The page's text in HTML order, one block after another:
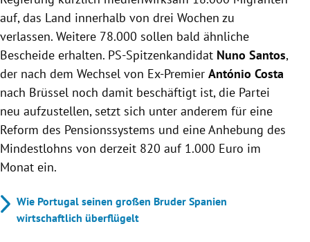
auf, das Land innerhalb von drei Wochen zu
verlassen. Weitere 78.000 sollen bald ähnliche
Bescheide erhalten. PS-Spitzenkandidat Nuno Santos,
der nach dem Wechsel von Ex-Premier António Costa
nach Brüssel noch damit beschäftigt ist, die Partei
neu aufzustellen, setzt sich unter anderem für eine
Reform des Pensionssystems und eine Anhebung des
Mindestlohns von derzeit 820 auf 1.000 Euro im
Monat ein.
Wie Portugal seinen großen Bruder Spanien
wirtschaftlich überflügelt